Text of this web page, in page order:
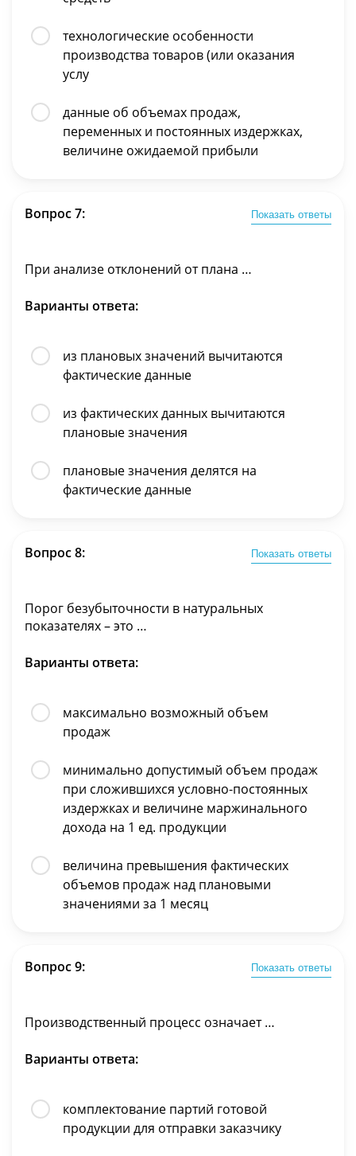
технологические особенности
производства товаров (или оказания
услу
данные об объемах продаж,
переменных и постоянных издержках,
величине ожидаемой прибыли
Вопрос 7: Показать ответы
При анализе отклонений от плана …
Варианты ответа:
из плановых значений вычитаются
фактические данные
из фактических данных вычитаются
плановые значения
плановые значения делятся на
фактические данные
Вопрос 8: Показать ответы
Порог безубыточности в натуральных
показателях – это …
Варианты ответа:
максимально возможный объем
продаж
минимально допустимый объем продаж
при сложившихся условно-постоянных
издержках и величине маржинального
дохода на 1 ед. продукции
величина превышения фактических
объемов продаж над плановыми
значениями за 1 месяц
Вопрос 9: Показать ответы
Производственный процесс означает …
Варианты ответа:
комплектование партий готовой
продукции для отправки заказчику